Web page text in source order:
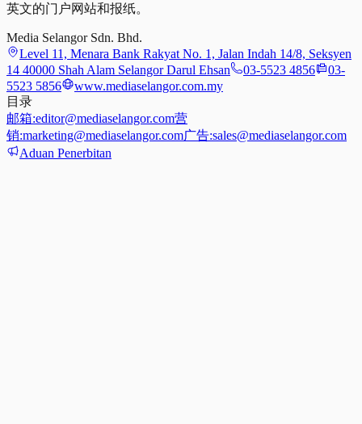
英文的门户网站和报纸。
Media Selangor Sdn. Bhd.
Level 11, Menara Bank Rakyat No. 1, Jalan Indah 14/8, Seksyen
14 40000 Shah Alam Selangor Darul Ehsan
03-5523 4856
03-
5523 5856
www.mediaselangor.com.my
目录
邮箱:editor@mediaselangor.com营
销:marketing@mediaselangor.com广告:sales@mediaselangor.com
Aduan Penerbitan